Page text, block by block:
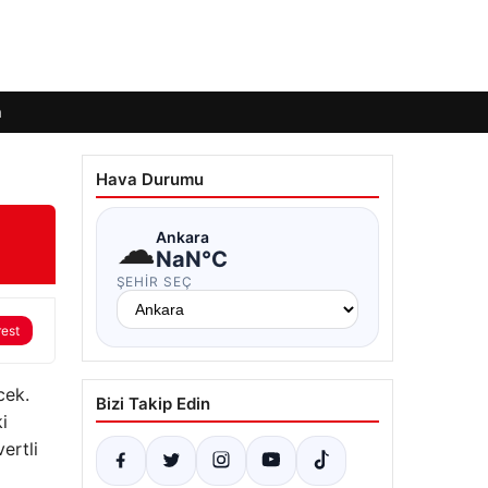
Hava Durumu
☁Ankara
NaN°C
ŞEHIR SEÇ
Bizi Takip Edin